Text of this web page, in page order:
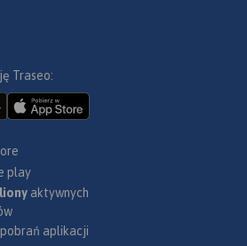
Traseo:
play
aktywnych
pobrań aplikacji